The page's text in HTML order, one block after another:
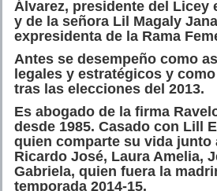
Álvarez, presidente del Licey
y de la señora Lil Magaly
expresidenta de la Rama
Antes se desempeño como
legales y estratégicos y
tras las elecciones del 2013.
Es abogado de la firma
desde 1985. Casado con Lill
quien comparte su vida junto
Ricardo José, Laura Amelia,
Gabriela, quien fuera la
temporada 2014-15.